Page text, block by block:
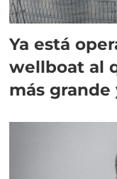
Ya está
wellboat al
más